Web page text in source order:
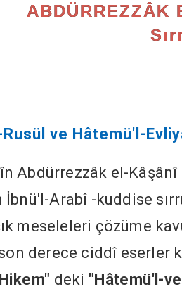
ve Hâtemü'l-
Abdürrezzâk el-
İbnü'l-Arabî -kuddise
meseleleri çözüme
derece ciddî eserler
deki "Hâtemü'l-